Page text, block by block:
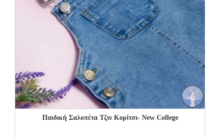
Παιδική Σαλοπέτα Τζιν Κορίτσι- New College